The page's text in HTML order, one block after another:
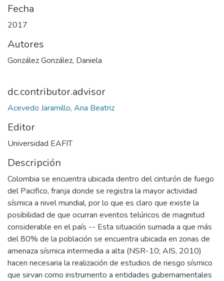
Fecha
2017
Autores
González González, Daniela
dc.contributor.advisor
Acevedo Jaramillo, Ana Beatriz
Editor
Universidad EAFIT
Descripción
Colombia se encuentra ubicada dentro del cinturón de fuego
del Pacifico, franja donde se registra la mayor actividad
sísmica a nivel mundial, por lo que es claro que existe la
posibilidad de que ocurran eventos telúricos de magnitud
considerable en el país -- Esta situación sumada a que más
del 80% de la población se encuentra ubicada en zonas de
amenaza sísmica intermedia a alta (NSR-10; AIS, 2010)
hacen necesaria la realización de estudios de riesgo sísmico
que sirvan como instrumento a entidades gubernamentales